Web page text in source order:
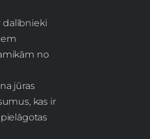
dalībnieki
no
jūras
kas ir